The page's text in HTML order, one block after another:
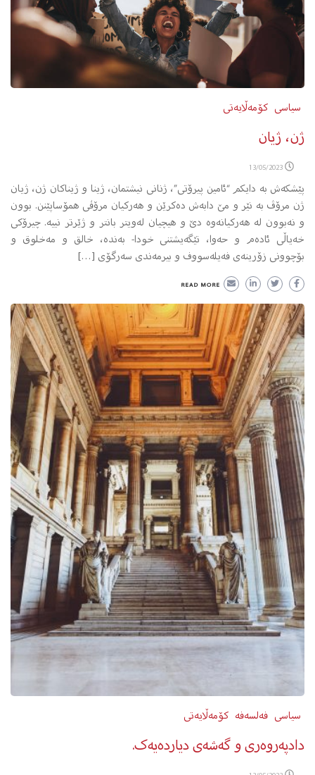
سیاسی کۆمەڵایەتی
ژن، ژیان
13/05/2023
پێشکه‌ش به‌ دایکم “ئامین پیرۆتی”، ژنانی نیشتمان، ژینا و ژیناکان ژن، ژیان
ژن مرۆڤ بە نێر و مێ دابەش دەکرێن و هەرکیان مرۆڤی همۆساپێنن. بوون
و نەبوون له‌ هەرکیانه‌وه‌ دێ و هیچیان له‌ویتر بانتر و ژێرتر نییه‌. چیرۆکی
خەیاڵی ئادەم و حەوا، تێگه‌یشتنی خودا- به‌نده‌، خالق و مه‌خلوق و
بۆچوونی زۆرینه‌ی فه‌یله‌سووف و بیرمه‌ندی سه‌رگۆی […]
READ MORE
سیاسی فەلسەفە کۆمەڵایەتی
دادپه‌روه‌ری و گه‌شه‌ی دیارده‌یه‌ک.